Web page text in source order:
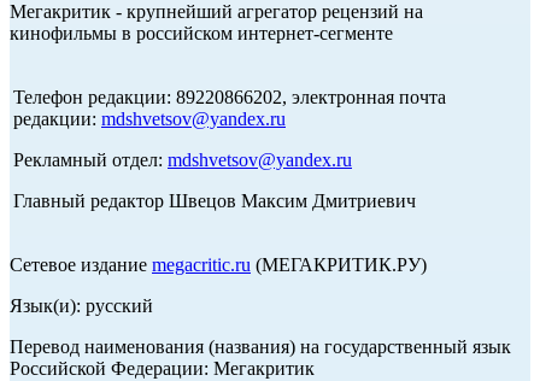
Мегакритик - крупнейший агрегатор рецензий на
кинофильмы в российском интернет-сегменте
Телефон редакции: 89220866202, электронная почта
редакции: mdshvetsov@yandex.ru
Рекламный отдел: mdshvetsov@yandex.ru
Главный редактор Швецов Максим Дмитриевич
Сетевое издание megacritic.ru (МЕГАКРИТИК.РУ)
Язык(и): русский
Перевод наименования (названия) на государственный язык
Российской Федерации: Мегакритик